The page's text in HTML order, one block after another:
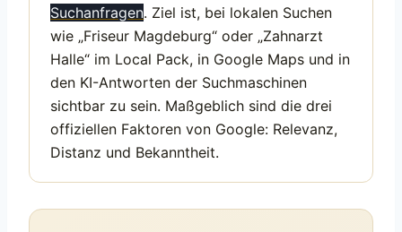
Suchanfragen. Ziel ist, bei lokalen Suchen
wie „Friseur Magdeburg“ oder „Zahnarzt
Halle“ im Local Pack, in Google Maps und in
den KI-Antworten der Suchmaschinen
sichtbar zu sein. Maßgeblich sind die drei
offiziellen Faktoren von Google: Relevanz,
Distanz und Bekanntheit.